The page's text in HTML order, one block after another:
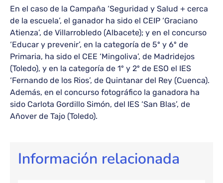
En el caso de la Campaña ‘Seguridad y Salud + cerca
de la escuela’, el ganador ha sido el CEIP ‘Graciano
Atienza’, de Villarrobledo (Albacete); y en el concurso
‘Educar y prevenir’, en la categoría de 5º y 6º de
Primaria, ha sido el CEE ‘Mingoliva’, de Madridejos
(Toledo), y en la categoría de 1º y 2º de ESO el IES
‘Fernando de los Rios’, de Quintanar del Rey (Cuenca).
Además, en el concurso fotográfico la ganadora ha
sido Carlota Gordillo Simón, del IES ‘San Blas’, de
Añover de Tajo (Toledo).
Información relacionada